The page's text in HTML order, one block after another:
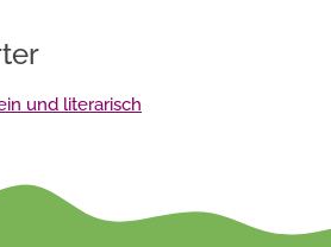
und literarisch